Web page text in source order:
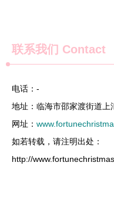
联系我们 Contact
电话：-
地址：临海市邵家渡街道上
网址：
如若转载，请注明出处：
http://